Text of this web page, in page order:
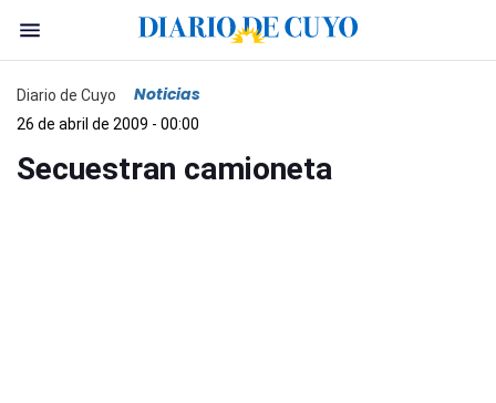
Diario de Cuyo Noticias
26 de abril de 2009 - 00:00
Secuestran camioneta